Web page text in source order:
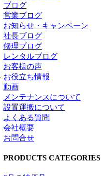
ブログ
営業ブログ
お知らせ・キャンペーン
社長ブログ
修理ブログ
レンタルブログ
お客様の声
お役立ち情報
動画
メンテナンスについて
設置運搬について
よくある質問
会社概要
お問合せ
PRODUCTS CATEGORIES